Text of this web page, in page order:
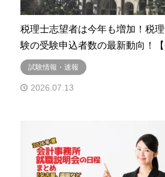
税理士志望者は今年も増加！税
験の受験申込者数の最新動向！
試験情報・速報
2026.07.13